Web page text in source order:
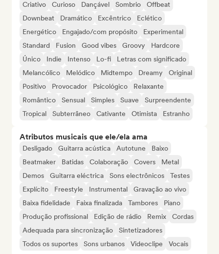
Criativo
Curioso Dançável Sombrio
Offbeat
Downbeat
Dramático Excêntrico
Eclético
Energético
Engajado/com propósito
Experimental
Standard
Fusion Good vibes Groovy
Hardcore
Único
Indie Intenso Lo-fi
Letras com significado
Melancólico
Melódico Midtempo Dreamy
Original
Positivo
Provocador Psicológico
Relaxante
Romântico
Sensual Simples Suave
Surpreendente
Tropical
Subterrâneo Cativante Otimista Estranho
Atributos musicais que ele/ela ama
Desligado Guitarra acústica Autotune
Baixo
Beatmaker
Batidas Colaboração Covers
Metal
Demos
Guitarra eléctrica Sons electrônicos
Testes
Explícito
Freestyle Instrumental
Gravação ao vivo
Baixa fidelidade
Faixa finalizada Tambores
Piano
Produção profissional
Edição de rádio Remix
Cordas
Adequada para sincronização
Sintetizadores
Todos os suportes
Sons urbanos Videoclipe Vocais